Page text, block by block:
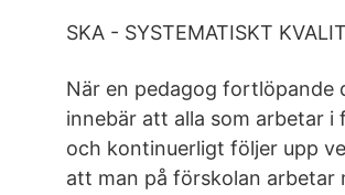
SKA - SYSTEMATISKT
När en pedagog
innebär att alla som arbetar
och kontinuerligt följer upp
att man på förskolan